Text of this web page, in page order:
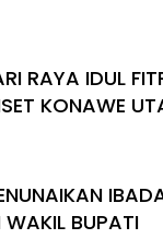
RAYA IDUL
KONAWE
BUPATI